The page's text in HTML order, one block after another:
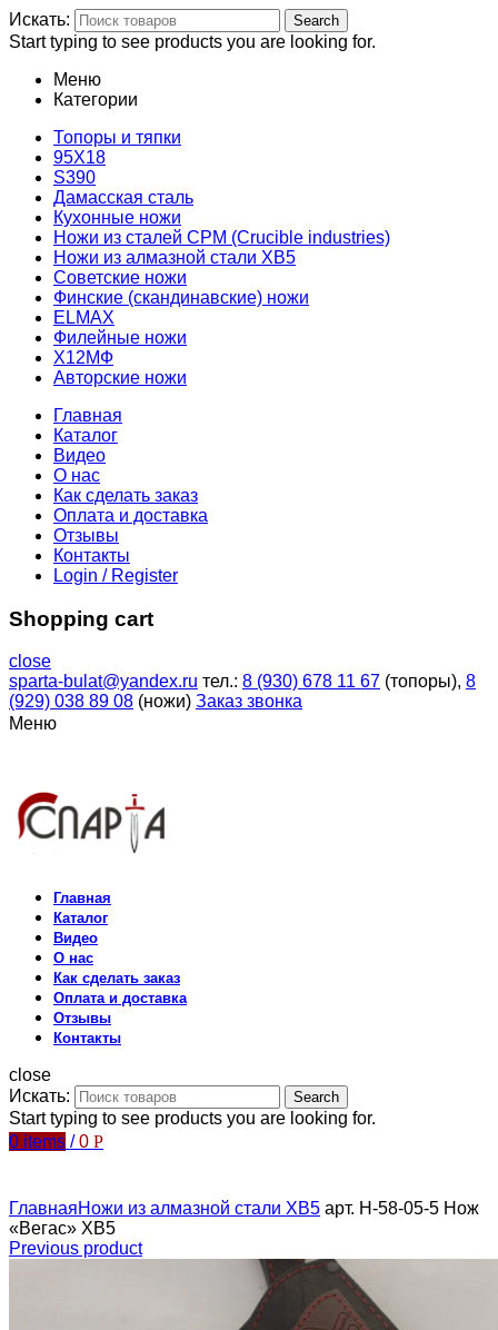
Искать: Search
Start typing to see products you are looking for.
Меню
Категории
Топоры и тяпки
95Х18
S390
Дамасская сталь
Кухонные ножи
Ножи из сталей CPM (Crucible industries)
Ножи из алмазной стали ХВ5
Советские ножи
Финские (скандинавские) ножи
ELMAX
Филейные ножи
Х12МФ
Авторские ножи
Главная
Каталог
Видео
О нас
Как сделать заказ
Оплата и доставка
Отзывы
Контакты
Login / Register
Shopping cart
close
sparta-bulat@yandex.ru тел.: 8 (930) 678 11 67 (топоры), 8
(929) 038 89 08 (ножи) Заказ звонка
Меню
Главная
Каталог
Видео
О нас
Как сделать заказ
Оплата и доставка
Отзывы
Контакты
close
Искать:
Search
Start typing to see products you are looking for.
0 items / 0 Р
ГлавнаяНожи из алмазной стали ХВ5 арт. Н-58-05-5 Нож
«Вегас» ХВ5
Previous product